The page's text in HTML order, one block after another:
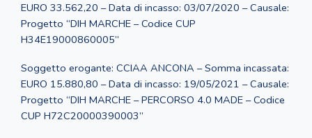
EURO 33.562,20 – Data di incasso: 03/07/2020 – Causale:
Progetto “DIH MARCHE – Codice CUP
H34E19000860005”
Soggetto erogante: CCIAA ANCONA – Somma incassata:
EURO 15.880,80 – Data di incasso: 19/05/2021 – Causale:
Progetto “DIH MARCHE – PERCORSO 4.0 MADE – Codice
CUP H72C20000390003”